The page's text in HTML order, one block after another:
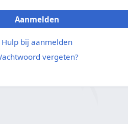
Aanmelden
Hulp bij aanmelden
vergeten?